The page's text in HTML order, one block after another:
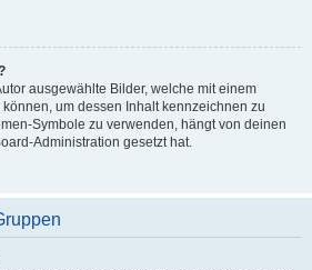
ausgewählte Bilder, welche mit einem
um dessen Inhalt kennzeichnen zu
Symbole zu verwenden, hängt von deinen
Administration gesetzt hat.